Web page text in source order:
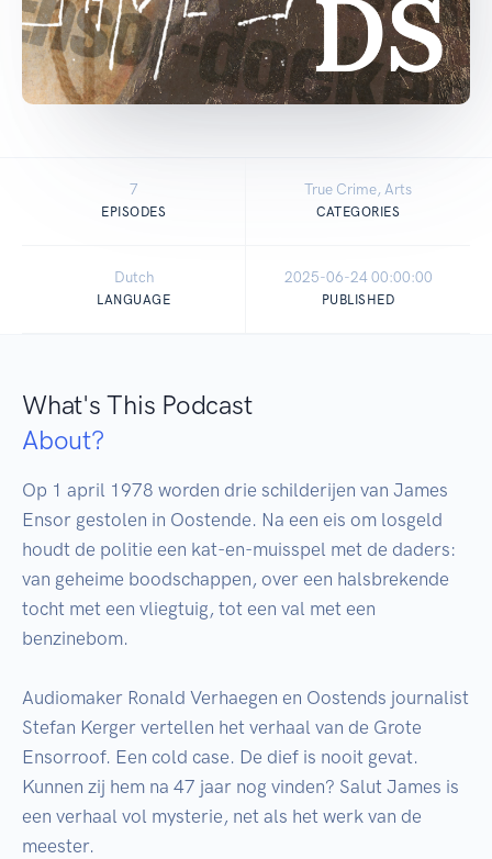
7
EPISODES
True Crime, Arts
CATEGORIES
Dutch
LANGUAGE
2025-06-24 00:00:00
PUBLISHED
What's This Podcast
About?
Op 1 april 1978 worden drie schilderijen van James
Ensor gestolen in Oostende. Na een eis om losgeld
houdt de politie een kat-en-muisspel met de daders:
van geheime boodschappen, over een halsbrekende
tocht met een vliegtuig, tot een val met een
benzinebom.
Audiomaker Ronald Verhaegen en Oostends journalist
Stefan Kerger vertellen het verhaal van de Grote
Ensorroof. Een cold case. De dief is nooit gevat.
Kunnen zij hem na 47 jaar nog vinden? Salut James is
een verhaal vol mysterie, net als het werk van de
meester.